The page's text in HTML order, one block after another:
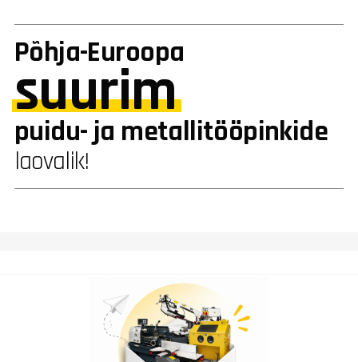
Põhja-Euroopa
suurim
puidu- ja metallitööpinkide
laovalik!